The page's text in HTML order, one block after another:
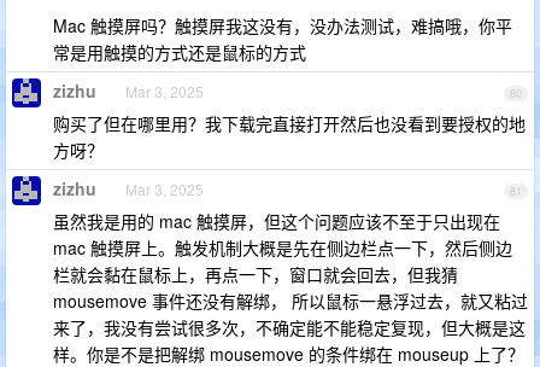
Mac 触摸屏吗？触摸屏我这没有，没办法测试，难搞哦，你平
常是用触摸的方式还是鼠标的方式
80
zizhu Mar 3, 2025
购买了但在哪里用？我下载完直接打开然后也没看到要授权的地
方呀？
81
zizhu Mar 3, 2025
虽然我是用的 mac 触摸屏，但这个问题应该不至于只出现在
mac 触摸屏上。触发机制大概是先在侧边栏点一下，然后侧边
栏就会黏在鼠标上，再点一下，窗口就会回去，但我猜
mousemove 事件还没有解绑， 所以鼠标一悬浮过去，就又粘过
来了，我没有尝试很多次，不确定能不能稳定复现，但大概是这
样。你是不是把解绑 mousemove 的条件绑在 mouseup 上了？